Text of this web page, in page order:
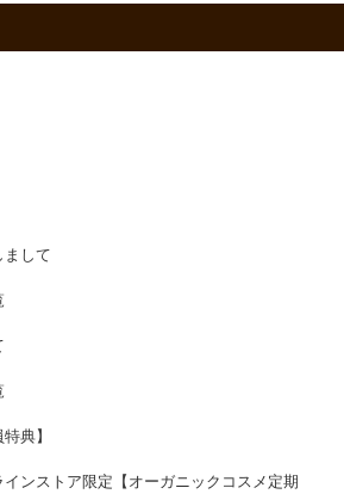
まして
典】
ンストア限定【オーガニックコスメ定期